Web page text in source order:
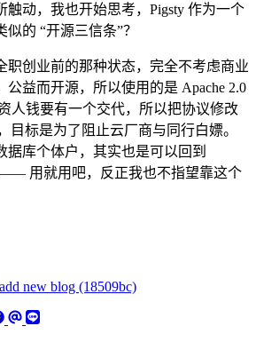
触动，我也开始思考，Pigsty 作为一个
的 “开源三信条”？
职创业前的那种状态，完全不考虑商业
益而开源，所以使用的是 Apache 2.0
人钱要有一个交代，所以把协议修改
目标是为了阻止云厂商与同行白嫖。
据库个体户，其实也是可以回到
—— 用就用吧，反正我也不指望靠这个
add new blog (18509bc)